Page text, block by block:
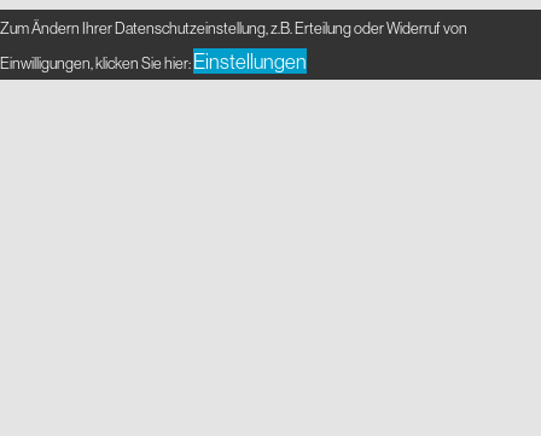
Zum Ändern Ihrer Datenschutzeinstellung, z.B. Erteilung oder Widerruf von
Einwilligungen, klicken Sie hier:Einstellungen